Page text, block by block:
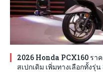
2026 Honda PCX160 รา
สเปกเดิม เพิ่มทางเลือกทั้งรุ่